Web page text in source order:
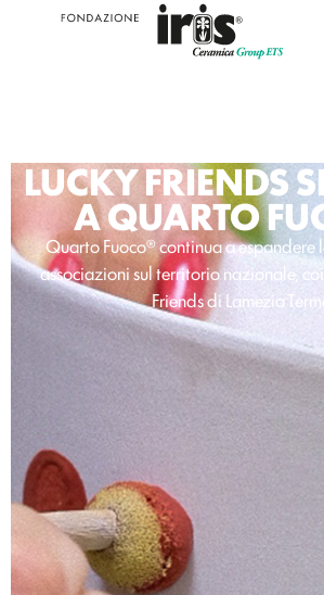
LUCKY FRIENDS
A QUARTO
Quarto Fuoco® continua a espandere
associazioni sul territorio nazionale,
Friends di Lamezia